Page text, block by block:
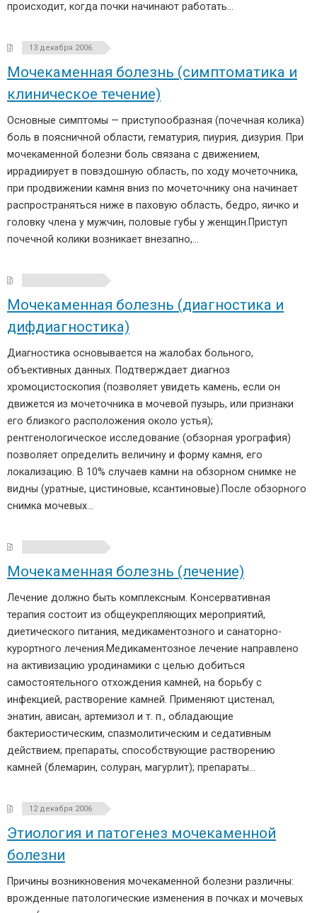
происходит, когда почки начинают работать…
13 декабря 2006
Мочекаменная болезнь (симптоматика и
клиническое течение)
Основные симптомы — приступообразная (почечная колика)
боль в поясничной области, гематурия, пиурия, дизурия. При
мочекаменной болезни боль связана с движением,
иррадиирует в повздошную область, по ходу мочеточника,
при продвижении камня вниз по мочеточнику она начинает
распространяться ниже в паховую область, бедро, яичко и
головку члена у мужчин, половые губы у женщин.Приступ
почечной колики возникает внезапно,…
Мочекаменная болезнь (диагностика и
дифдиагностика)
Диагностика основывается на жалобах больного,
объективных данных. Подтверждает диагноз
хромоцистоскопия (позволяет увидеть камень, если он
движется из мочеточника в мочевой пузырь, или признаки
его близкого расположения около устья);
рентгенологическое исследование (обзорная урография)
позволяет определить величину и форму камня, его
локализацию. В 10% случаев камни на обзорном снимке не
видны (уратные, цистиновые, ксантиновые).После обзорного
снимка мочевых…
Мочекаменная болезнь (лечение)
Лечение должно быть комплексным. Консервативная
терапия состоит из общеукрепляющих мероприятий,
диетического питания, медикаментозного и санаторно-
курортного лечения.Медикаментозное лечение направлено
на активизацию уродинамики с целью добиться
самостоятельного отхождения камней, на борьбу с
инфекцией, растворение камней. Применяют цистенал,
энатин, ависан, артемизол и т. п., обладающие
бактериостическим, спазмолитическим и седативным
действием; препараты, способствующие растворению
камней (блемарин, солуран, магурлит); препараты…
12 декабря 2006
Этиология и патогенез мочекаменной
болезни
Причины возникновения мочекаменной болезни различны:
врожденные патологические изменения в почках и мочевых